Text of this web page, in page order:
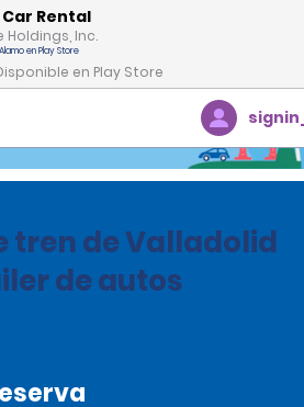
Rental
Holdings, Inc.
Disponible en Play Store
tren de Valladolid
de autos